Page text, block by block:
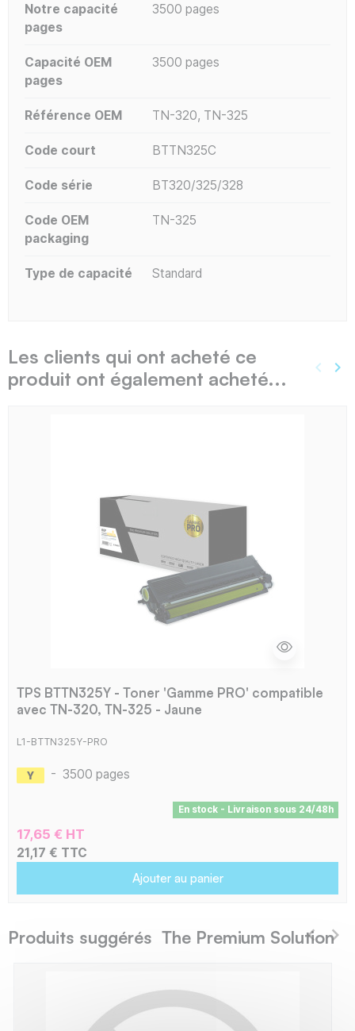
Notre capacité
pages
3500 pages
Capacité OEM
pages
3500 pages
Référence OEM TN-320, TN-325
Code court BTTN325C
Code série BT320/325/328
Code OEM
packaging
TN-325
Type de capacité Standard
Les clients qui ont acheté ce
produit ont également acheté...
keyboard_arrow_left keyboard_arrow_right
TPS BTTN325Y - Toner 'Gamme PRO' compatible
avec TN-320, TN-325 - Jaune
L1-BTTN325Y-PRO
- 3500 pages
En stock - Livraison sous 24/48h
17,65 € HT
21,17 € TTC
Ajouter au panier
Produits suggérés The Premium Solution